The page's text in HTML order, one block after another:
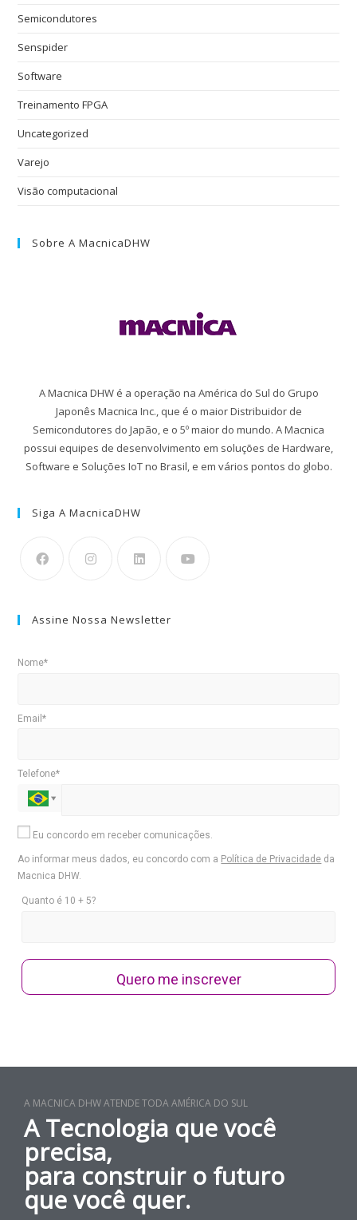
Semicondutores
Senspider
Software
Treinamento FPGA
Uncategorized
Varejo
Visão computacional
Sobre A MacnicaDHW
A Macnica DHW é a operação na América do Sul do Grupo
Japonês Macnica Inc., que é o maior Distribuidor de
Semicondutores do Japão, e o 5º maior do mundo. A Macnica
possui equipes de desenvolvimento em soluções de Hardware,
Software e Soluções IoT no Brasil, e em vários pontos do globo.
Siga A MacnicaDHW
Assine Nossa Newsletter
Nome*
Email*
Telefone*
Eu concordo em receber comunicações.
Ao informar meus dados, eu concordo com a Política de Privacidade da
Macnica DHW.
Quanto é 10 + 5?
Quero me inscrever
A MACNICA DHW ATENDE TODA AMÉRICA DO SUL
A Tecnologia que você
precisa,
para construir o futuro
que você quer.